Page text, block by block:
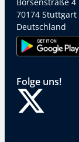
Börsenstraße 4
70174 Stuttgart
Deutschland
Folge uns!